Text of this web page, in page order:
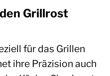
Grillrost
für das Grillen
ihre Präzision auch